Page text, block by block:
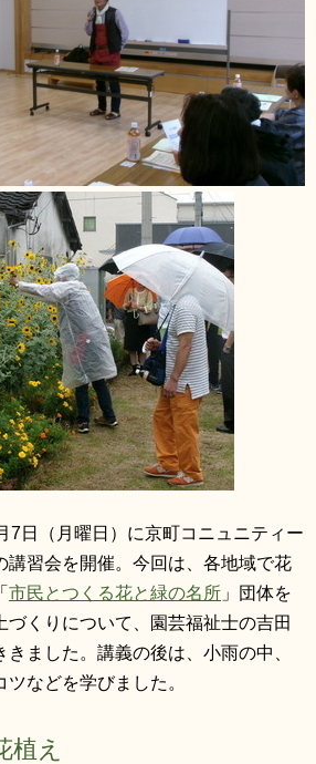
7日（月曜日）に京町コニュニティー
講習会を開催。今回は、各地域で花
市民とつくる花と緑の名所 」団体を
づくりについて、園芸福祉士の吉田
ました。講義の後は、小雨の中、
などを学びました。
植え